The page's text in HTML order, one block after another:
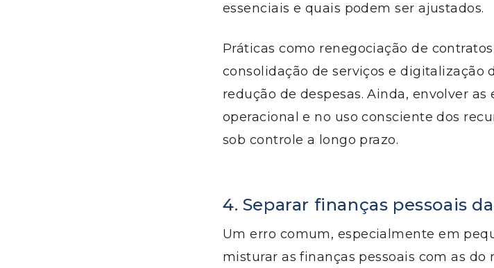
essenciais e quais podem ser ajustados.
Práticas como renegociação de
consolidação de serviços e digitalização
redução de despesas. Ainda, envolver
operacional e no uso consciente dos
sob controle a longo prazo.
4. Separar finanças pessoais
Um erro comum, especialmente em
misturar as finanças pessoais com as do